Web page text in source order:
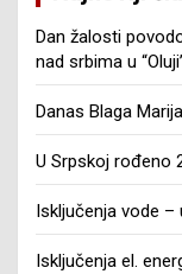
Dan žalosti
nad srbima u
Danas Blaga Marija
U Srpskoj rođeno
Isključenja vode
Isključenja el.